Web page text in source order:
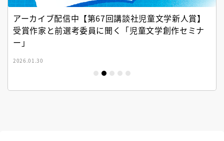
アーカイブ配信中【第67回講談社児童文学新人賞】
受賞作家と前選考委員に聞く「児童文学創作セミナ
ー」
2026.01.30